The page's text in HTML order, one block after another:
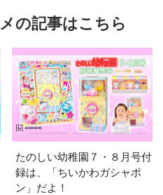
の記事はこちら
たのしい幼稚園７・８月号付
録は、「ちいかわガシャポ
ン」だよ！